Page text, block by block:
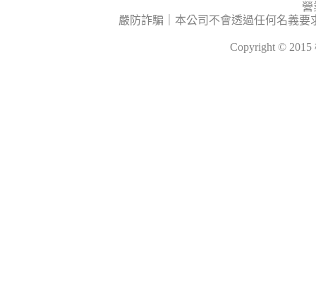
營
嚴防詐騙｜本公司不會透過任何名義
Copyright ©